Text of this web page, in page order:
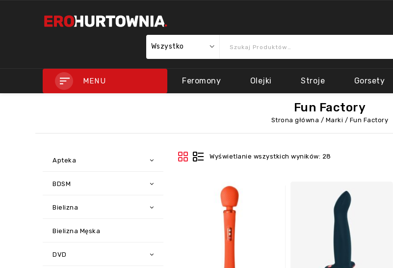
Wszystko
MENU Feromony Olejki Stroje Gorsety
Fun Factory
Strona główna / Marki / Fun Factory
Apteka
BDSM
Bielizna
Bielizna Męska
DVD
Wyświetlanie wszystkich wyników: 28